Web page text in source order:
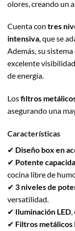
olores, creando un
Cuenta con tres
intensiva, que se
Además, su sistema
excelente
de energía.
Losfiltros
asegurando una
Características
✔ Diseño box en
✔ Potente
cocina libre de
✔ 3 niveles de
versatilidad.
✔ Iluminación LED
✔ Filtros metálicos